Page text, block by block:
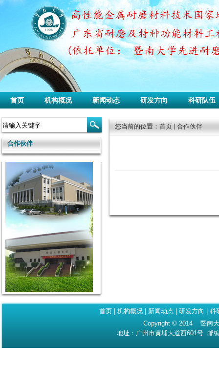
首页 机构概况 新闻动态 研发方向 科研队伍
合作伙伴
您当前的位置： 首页 合作伙伴
首页 |机构概况 新闻动态 |研发方向 |科
Copyright © 2014 暨南
地址：广州市黄埔大道西601号 邮